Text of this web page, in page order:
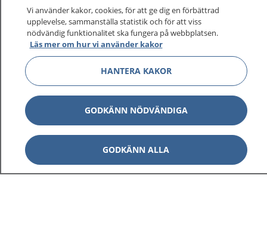
1177 på flera språk
Om 1177 Visa
Kontakt Visa
Behandling av personuppgifter
Vi använder kakor, cookies, för att ge dig en förbättrad
upplevelse, sammanställa statistik och för att viss
nödvändig funktionalitet ska fungera på webbplatsen.
Läs mer om hur vi använder kakor
HANTERA KAKOR
GODKÄNN NÖDVÄNDIGA
GODKÄNN ALLA